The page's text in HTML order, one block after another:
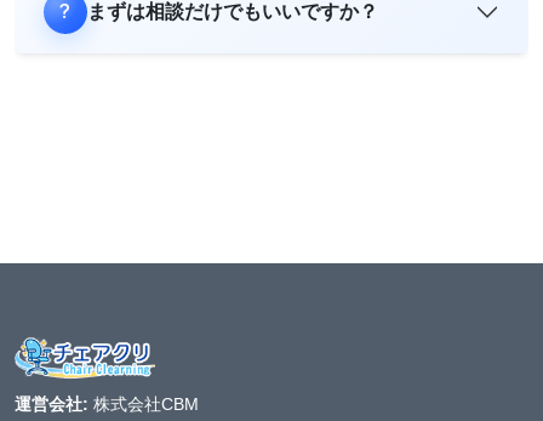
まずは相談だけでもいいですか？
運営会社: 株式会社CBM